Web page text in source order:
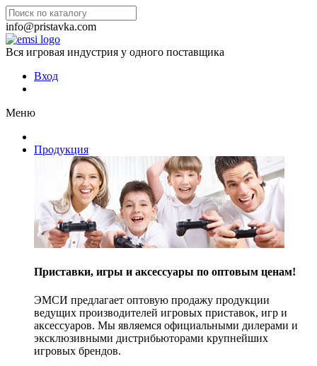
info@pristavka.com
Вся игровая индустрия у одного поставщика
Вход
Меню
Продукция
Приставки, игры и аксессуары по оптовым ценам!
ЭМСИ предлагает оптовую продажу продукции
ведущих производителей игровых приставок, игр и
аксессуаров. Мы являемся официальными дилерами и
эксклюзивными дистрибьюторами крупнейших
игровых брендов.